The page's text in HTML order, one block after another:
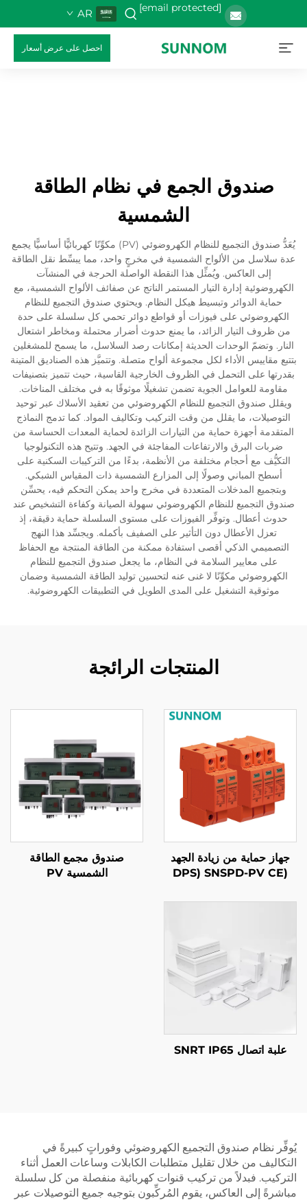
[email protected]
AR
احصل على عرض أسعار
صندوق الجمع في نظام الطاقة
الشمسية
يُعَدُّ صندوق التجميع للنظام الكهروضوئي (PV) مكوِّنًا كهربائيًّا أساسيًّا يجمع
عدة سلاسل من الألواح الشمسية في مخرجٍ واحد، مما يبسِّط نقل الطاقة
إلى العاكس. ويُمثِّل هذا النقطة الواصلة الحرجة في المنشآت
الكهروضوئية إدارة التيار المستمر الناتج عن صفائف الألواح الشمسية، مع
حماية الدوائر وتبسيط هيكل النظام. ويحتوي صندوق التجميع للنظام
الكهروضوئي على فيوزات أو قواطع دوائر تحمي كل سلسلة على حدة
من ظروف التيار الزائد، ما يمنع حدوث أضرار محتملة ومخاطر اشتعال
النار. وتضمّ الوحدات الحديثة إمكانات رصد السلاسل، ما يسمح للمشغلين
بتتبع مقاييس الأداء لكل مجموعة ألواح متصلة. وتتميَّز هذه الصناديق المتينة
بقدرتها على التحمل في الظروف الخارجية القاسية، حيث تتميز بتصنيفات
مقاومة للعوامل الجوية تضمن تشغيلًا موثوقًا به في مختلف المناخات.
ويقلل صندوق التجميع للنظام الكهروضوئي من تعقيد الأسلاك عبر توحيد
التوصيلات، ما يقلل من وقت التركيب وتكاليف المواد. كما تدمج النماذج
المتقدمة أجهزة حماية من التيارات الزائدة لحماية المعدات الحساسة من
ضربات البرق والارتفاعات المفاجئة في الجهد. وتتيح هذه التكنولوجيا
التكيُّف مع أحجام مختلفة من الأنظمة، بدءًا من التركيبات السكنية على
أسطح المباني وصولًا إلى المزارع الشمسية ذات المقياس الشبكي.
وبتجميع المدخلات المتعددة في مخرج واحد يمكن التحكم فيه، يحسِّن
صندوق التجميع للنظام الكهروضوئي سهولة الصيانة وكفاءة التشخيص عند
حدوث أعطال. وتوفِّر الفيوزات على مستوى السلسلة حماية دقيقة، إذ
تعزل الأعطال دون التأثير على الصفيف بأكمله. ويجسِّد هذا النهج
التصميمي الذكي أقصى استفادة ممكنة من الطاقة المنتجة مع الحفاظ
على معايير السلامة في النظام، ما يجعل صندوق التجميع للنظام
الكهروضوئي مكوِّنًا لا غنى عنه لتحسين توليد الطاقة الشمسية وضمان
موثوقية التشغيل على المدى الطويل في التطبيقات الكهروضوئية.
المنتجات الرائجة
جهاز حماية من زيادة الجهد
(DPS) SNSPD-PV CE
20KA-40KA 2P 3P تيار
صندوق مجمع الطاقة
الشمسية PV
علبة اتصال SNRT IP65
يُوفِّر نظام صندوق التجميع الكهروضوئي وفوراتٍ كبيرةً في
التكاليف من خلال تقليل متطلبات الكابلات وساعات العمل أثناء
التركيب. فبدلاً من تركيب قنوات كهربائية منفصلة من كل سلسلة
مباشرةً إلى العاكس، يقوم المُركِّبون بتوجيه جميع التوصيلات عبر